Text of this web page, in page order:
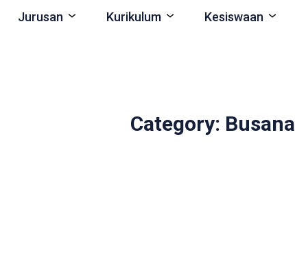
Jurusan Kurikulum Kesiswaan
Category: Busana